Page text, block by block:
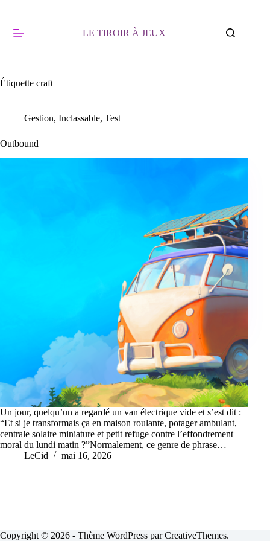
LE TIROIR À JEUX
Étiquette craft
Gestion, Inclassable, Test
Outbound
Un jour, quelqu’un a regardé un van électrique vide et s’est dit :
“Et si je transformais ça en maison roulante, potager ambulant,
centrale solaire miniature et petit refuge contre l’effondrement
moral du lundi matin ?”Normalement, ce genre de phrase…
LeCid
mai 16, 2026
Copyright © 2026 - Thème WordPress parCreativeThemes.